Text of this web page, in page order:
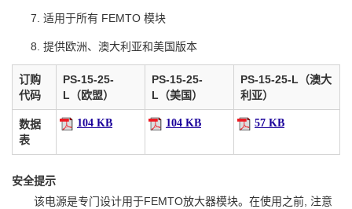
适用于所有 FEMTO 模块
提供欧洲、澳大利亚和美国版本
订购
代码
PS-15-25-
L（欧盟）
PS-15-25-
L（美国）
PS-15-25-L（澳大
利亚）
数据
表
104 KB 104 KB 57 KB
安全提示
该电源是专门设计用于FEMTO放大器模块。在使用之前, 注意